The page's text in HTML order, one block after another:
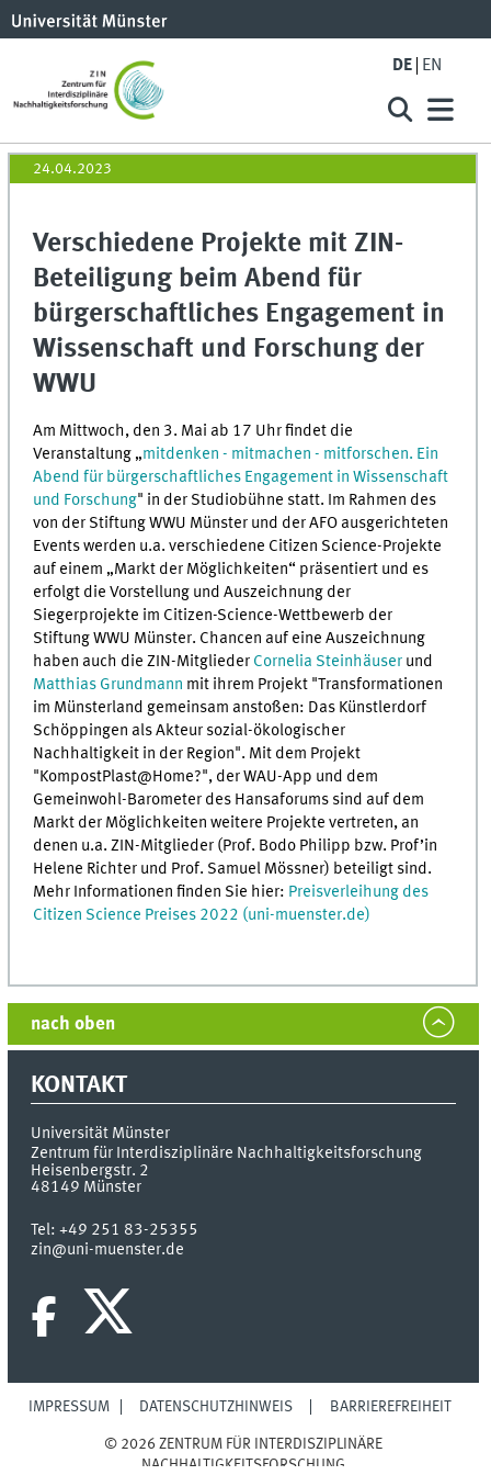
DE EN
24.04.2023
Verschiedene Projekte mit ZIN-
Beteiligung beim Abend für
bürgerschaftliches Engagement in
Wissenschaft und Forschung der
WWU
Am Mittwoch, den 3. Mai ab 17 Uhr findet die
Veranstaltung „mitdenken - mitmachen - mitforschen. Ein
Abend für bürgerschaftliches Engagement in Wissenschaft
und Forschung" in der Studiobühne statt. Im Rahmen des
von der Stiftung WWU Münster und der AFO ausgerichteten
Events werden u.a. verschiedene Citizen Science-Projekte
auf einem „Markt der Möglichkeiten“ präsentiert und es
erfolgt die Vorstellung und Auszeichnung der
Siegerprojekte im Citizen-Science-Wettbewerb der
Stiftung WWU Münster. Chancen auf eine Auszeichnung
haben auch die ZIN-Mitglieder Cornelia Steinhäuser und
Matthias Grundmann mit ihrem Projekt "Transformationen
im Münsterland gemeinsam anstoßen: Das Künstlerdorf
Schöppingen als Akteur sozial-ökologischer
Nachhaltigkeit in der Region". Mit dem Projekt
"KompostPlast@Home?", der WAU-App und dem
Gemeinwohl-Barometer des Hansaforums sind auf dem
Markt der Möglichkeiten weitere Projekte vertreten, an
denen u.a. ZIN-Mitglieder (Prof. Bodo Philipp bzw. Prof’in
Helene Richter und Prof. Samuel Mössner) beteiligt sind.
Mehr Informationen finden Sie hier: Preisverleihung des
Citizen Science Preises 2022 (uni-muenster.de)
nach oben
KONTAKT
Universität Münster
Zentrum für Interdisziplinäre Nachhaltigkeitsforschung
Heisenbergstr. 2
48149 Münster
Tel:+49 251 83-25355
zin@uni-muenster.de
IMPRESSUM DATENSCHUTZHINWEIS BARRIEREFREIHEIT
© 2026 ZENTRUM FÜR INTERDISZIPLINÄRE
NACHHALTIGKEITSFORSCHUNG